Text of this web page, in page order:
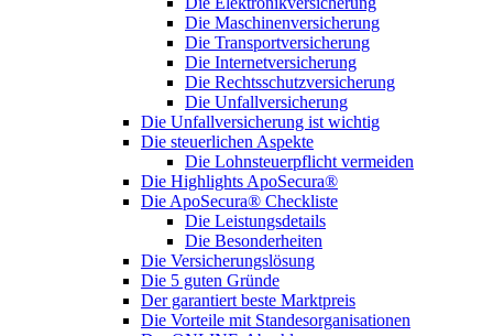
Die Maschinenversicherung
Die Transportversicherung
Die Internetversicherung
Die Rechtsschutzversicherung
Die Unfallversicherung
Die Unfallversicherung ist wichtig
Die steuerlichen Aspekte
Die Lohnsteuerpflicht vermeiden
Die Highlights ApoSecura®
Die ApoSecura® Checkliste
Die Leistungsdetails
Die Besonderheiten
Die Versicherungslösung
Die 5 guten Gründe
Der garantiert beste Marktpreis
Die Vorteile mit Standesorganisationen